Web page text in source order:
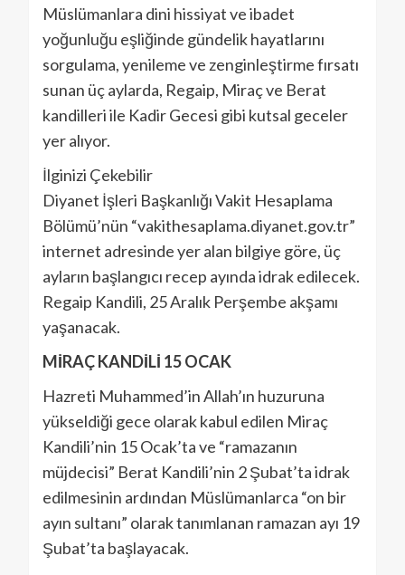
Müslümanlara dini hissiyat ve ibadet
yoğunluğu eşliğinde gündelik hayatlarını
sorgulama, yenileme ve zenginleştirme fırsatı
sunan üç aylarda, Regaip, Miraç ve Berat
kandilleri ile Kadir Gecesi gibi kutsal geceler
yer alıyor.
İlginizi Çekebilir
Diyanet İşleri Başkanlığı Vakit Hesaplama
Bölümü’nün “vakithesaplama.diyanet.gov.tr”
internet adresinde yer alan bilgiye göre, üç
ayların başlangıcı recep ayında idrak edilecek.
Regaip Kandili, 25 Aralık Perşembe akşamı
yaşanacak.
MİRAÇ KANDİLİ 15 OCAK
Hazreti Muhammed’in Allah’ın huzuruna
yükseldiği gece olarak kabul edilen Miraç
Kandili’nin 15 Ocak’ta ve “ramazanın
müjdecisi” Berat Kandili’nin 2 Şubat’ta idrak
edilmesinin ardından Müslümanlarca “on bir
ayın sultanı” olarak tanımlanan ramazan ayı 19
Şubat’ta başlayacak.